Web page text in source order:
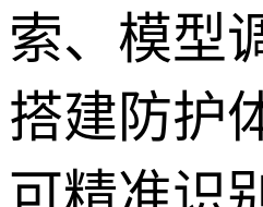
索、模型
搭建防护